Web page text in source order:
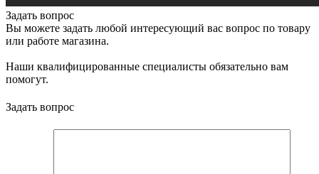
Задать вопрос
Вы можете задать любой интересующий вас вопрос по товару
или работе магазина.
Наши квалифицированные специалисты обязательно вам
помогут.
Задать вопрос